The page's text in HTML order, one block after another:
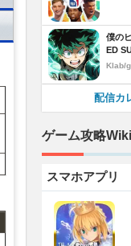
僕の
ED
Klab/
配信カ
ゲーム攻略Wiki
スマホアプリ